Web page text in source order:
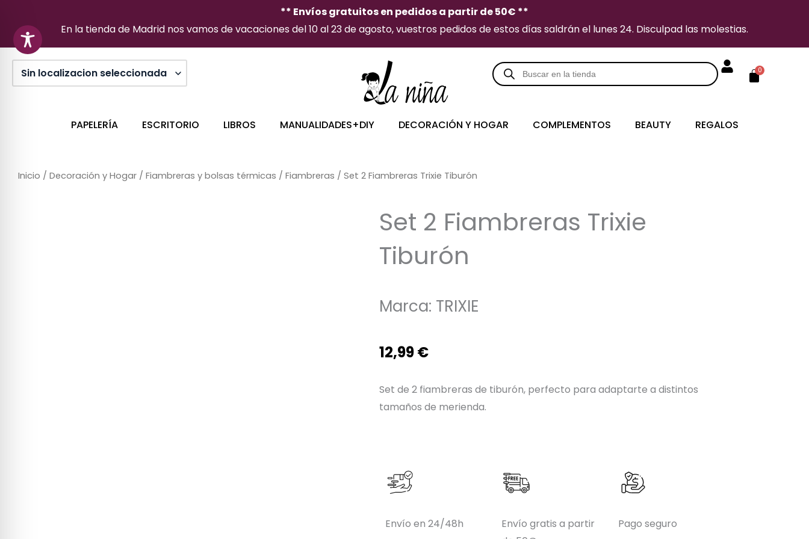
contenido
** Envíos gratuitos en pedidos a partir de 50€ **
En la tienda de Madrid nos vamos de vacaciones del 10 al 23 de agosto, vuestros pedidos de estos días saldrán el lunes 24. Disculpad las molestias.
Búsqueda
de
productos
0
Carrito
PAPELERÍA ESCRITORIO LIBROS MANUALIDADES+DIY DECORACIÓN Y HOGAR COMPLEMENTOS BEAUTY REGALOS
Inicio / Decoración y Hogar / Fiambreras y bolsas térmicas / Fiambreras / Set 2 Fiambreras Trixie Tiburón
Set 2 Fiambreras Trixie
Tiburón
Marca: TRIXIE
12,99€
Set de 2 fiambreras de tiburón, perfecto para adaptarte a distintos
tamaños de merienda.
Envío en 24/48h
Envío gratis a partir
Pago seguro